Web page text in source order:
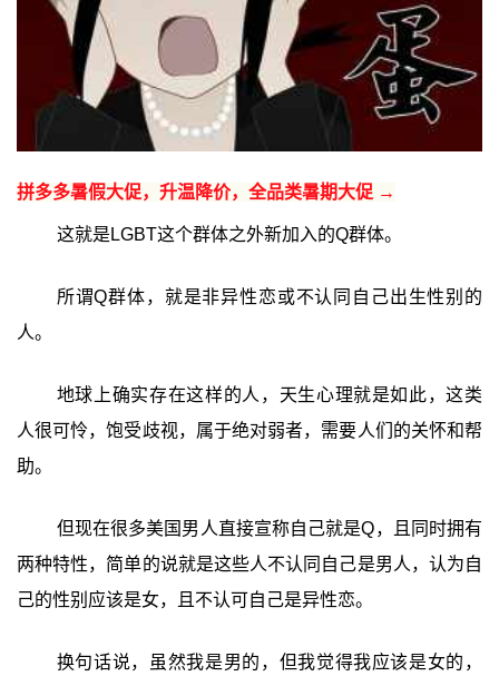
拼多多暑假大促，升温降价，全品类暑期大促 →
这就是LGBT这个群体之外新加入的Q群体。
所谓Q群体，就是非异性恋或不认同自己出生性别的
人。
地球上确实存在这样的人，天生心理就是如此，这类
人很可怜，饱受歧视，属于绝对弱者，需要人们的关怀和帮
助。
但现在很多美国男人直接宣称自己就是Q，且同时拥有
两种特性，简单的说就是这些人不认同自己是男人，认为自
己的性别应该是女，且不认可自己是异性恋。
换句话说，虽然我是男的，但我觉得我应该是女的，